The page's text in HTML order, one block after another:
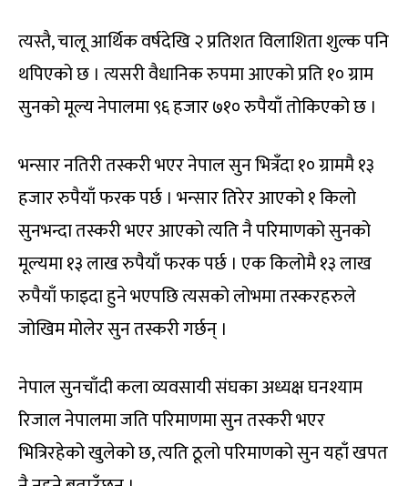
त्यस्तै, चालू आर्थिक वर्षदेखि २ प्रतिशत विलाशिता शुल्क पनि
थपिएको छ । त्यसरी वैधानिक रुपमा आएको प्रति १० ग्राम
सुनको मूल्य नेपालमा ९६ हजार ७१० रुपैयाँ तोकिएको छ ।
भन्सार नतिरी तस्करी भएर नेपाल सुन भित्रँदा १० ग्राममै १३
हजार रुपैयाँ फरक पर्छ । भन्सार तिरेर आएको १ किलो
सुनभन्दा तस्करी भएर आएको त्यति नै परिमाणको सुनको
मूल्यमा १३ लाख रुपैयाँ फरक पर्छ । एक किलोमै १३ लाख
रुपैयाँ फाइदा हुने भएपछि त्यसको लोभमा तस्करहरुले
जोखिम मोलेर सुन तस्करी गर्छन् ।
नेपाल सुनचाँदी कला व्यवसायी संघका अध्यक्ष घनश्याम
रिजाल नेपालमा जति परिमाणमा सुन तस्करी भएर
भित्रिरहेको खुलेको छ, त्यति ठूलो परिमाणको सुन यहाँ खपत